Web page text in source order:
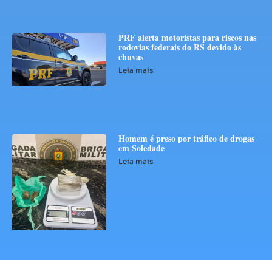
PRF alerta motoristas para riscos nas
rodovias federais do RS devido às
chuvas
Leia mais
Homem é preso por tráfico de drogas
em Soledade
Leia mais